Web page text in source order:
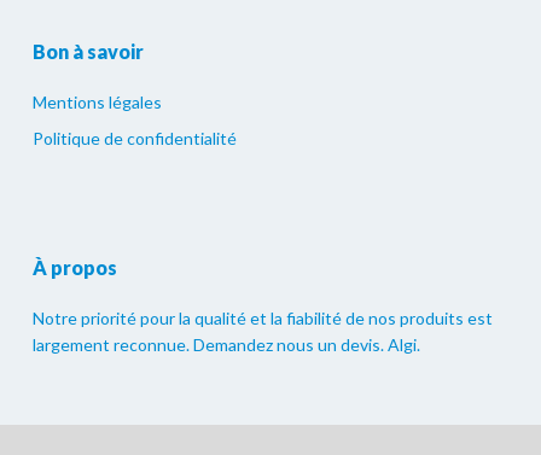
Bon à savoir
Mentions légales
Politique de confidentialité
À propos
Notre priorité pour la qualité et la fiabilité de nos produits est
largement reconnue. Demandez nous un devis. Algi.